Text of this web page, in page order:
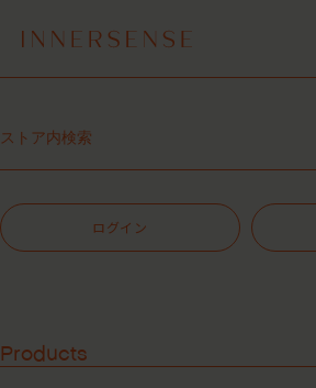
１点以上ご購入で、シャンプーコンディショ
59mL」をプレゼント
レビュー1投稿につき30ポイントプ
【重要】お盆期間中のお問い合わせと
令和8年熊本地震 被災地支援
１点以上ご購入で、シャンプーコンディショ
ゼント中！
ログイン
Products